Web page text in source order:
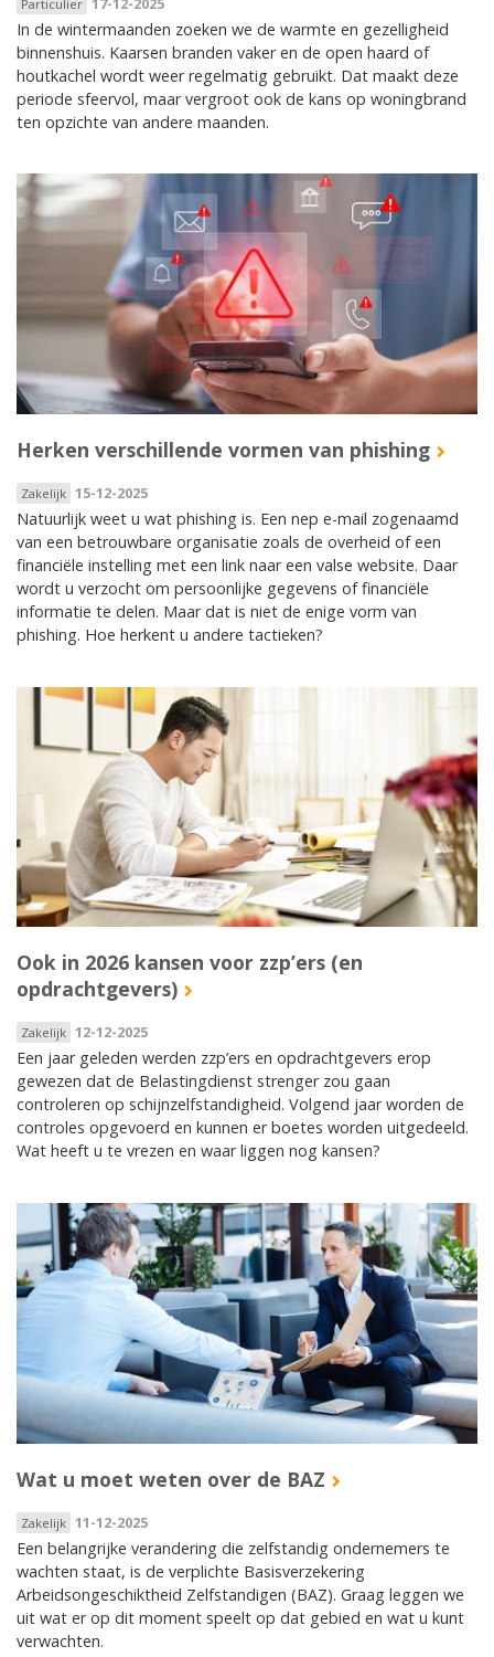
Particulier
In de wintermaanden zoeken we de warmte en gezelligheid
binnenshuis. Kaarsen branden vaker en de open haard of
houtkachel wordt weer regelmatig gebruikt. Dat maakt deze
periode sfeervol, maar vergroot ook de kans op woningbrand
ten opzichte van andere maanden.
Herken verschillende vormen van phishing
Zakelijk 15-12-2025
Natuurlijk weet u wat phishing is. Een nep e-mail zogenaamd
van een betrouwbare organisatie zoals de overheid of een
financiële instelling met een link naar een valse website. Daar
wordt u verzocht om persoonlijke gegevens of financiële
informatie te delen. Maar dat is niet de enige vorm van
phishing. Hoe herkent u andere tactieken?
Ook in 2026 kansen voor zzp’ers (en
opdrachtgevers)
Zakelijk 12-12-2025
Een jaar geleden werden zzp’ers en opdrachtgevers erop
gewezen dat de Belastingdienst strenger zou gaan
controleren op schijnzelfstandigheid. Volgend jaar worden de
controles opgevoerd en kunnen er boetes worden uitgedeeld.
Wat heeft u te vrezen en waar liggen nog kansen?
Wat u moet weten over de BAZ
Zakelijk 11-12-2025
Een belangrijke verandering die zelfstandig ondernemers te
wachten staat, is de verplichte Basisverzekering
Arbeidsongeschiktheid Zelfstandigen (BAZ). Graag leggen we
uit wat er op dit moment speelt op dat gebied en wat u kunt
verwachten.